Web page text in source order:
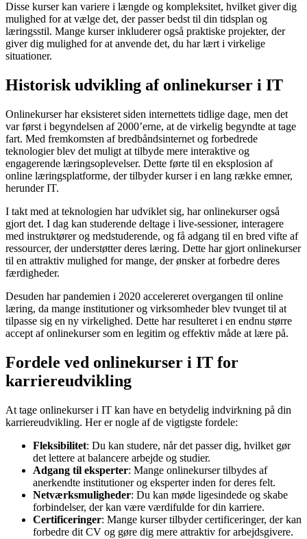
Disse kurser kan variere i længde og kompleksitet, hvilket giver dig
mulighed for at vælge det, der passer bedst til din tidsplan og
læringsstil. Mange kurser inkluderer også praktiske projekter, der
giver dig mulighed for at anvende det, du har lært i virkelige
situationer.
Historisk udvikling af onlinekurser i IT
Onlinekurser har eksisteret siden internettets tidlige dage, men det
var først i begyndelsen af 2000’erne, at de virkelig begyndte at tage
fart. Med fremkomsten af bredbåndsinternet og forbedrede
teknologier blev det muligt at tilbyde mere interaktive og
engagerende læringsoplevelser. Dette førte til en eksplosion af
online læringsplatforme, der tilbyder kurser i en lang række emner,
herunder IT.
I takt med at teknologien har udviklet sig, har onlinekurser også
gjort det. I dag kan studerende deltage i live-sessioner, interagere
med instruktører og medstuderende, og få adgang til en bred vifte af
ressourcer, der understøtter deres læring. Dette har gjort onlinekurser
til en attraktiv mulighed for mange, der ønsker at forbedre deres
færdigheder.
Desuden har pandemien i 2020 accelereret overgangen til online
læring, da mange institutioner og virksomheder blev tvunget til at
tilpasse sig en ny virkelighed. Dette har resulteret i en endnu større
accept af onlinekurser som en legitim og effektiv måde at lære på.
Fordele ved onlinekurser i IT for
karriereudvikling
At tage onlinekurser i IT kan have en betydelig indvirkning på din
karriereudvikling. Her er nogle af de vigtigste fordele:
Fleksibilitet: Du kan studere, når det passer dig, hvilket gør
det lettere at balancere arbejde og studier.
Adgang til eksperter: Mange onlinekurser tilbydes af
anerkendte institutioner og eksperter inden for deres felt.
Netværksmuligheder: Du kan møde ligesindede og skabe
forbindelser, der kan være værdifulde for din karriere.
Certificeringer: Mange kurser tilbyder certificeringer, der kan
forbedre dit CV og gøre dig mere attraktiv for arbejdsgivere.